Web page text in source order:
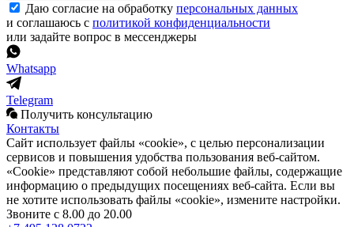
Даю согласие на обработку персональных данных
и соглашаюсь с политикой конфиденциальности
или задайте вопрос в мессенджеры
Whatsapp
Telegram
Получить консультацию
Контакты
Сайт использует файлы «cookie», с целью персонализации
сервисов и повышения удобства пользования веб-сайтом.
«Cookie» представляют собой небольшие файлы, содержащие
информацию о предыдущих посещениях веб-сайта. Если вы
не хотите использовать файлы «cookie», измените настройки.
Звоните с 8.00 до 20.00